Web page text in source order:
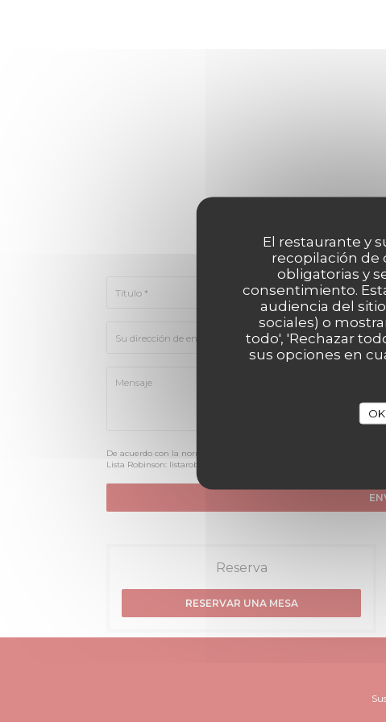
El restaurante y
recopilación de
obligatorias y
consentimiento.
audiencia del
sociales) o
todo', 'Rechazar
sus opciones en
Rellene el
De acuerdo con la normativa de protección de datos, puede ejercer
Lista Robinson: listarobinson.es
Reserva
RESERVAR UNA MESA